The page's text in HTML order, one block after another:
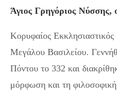
Άγιος Γρηγόριος Νύσσης,
Κορυφαίος
Μεγάλου Βασιλείου.
Πόντου το 332 και
μόρφωση και τη